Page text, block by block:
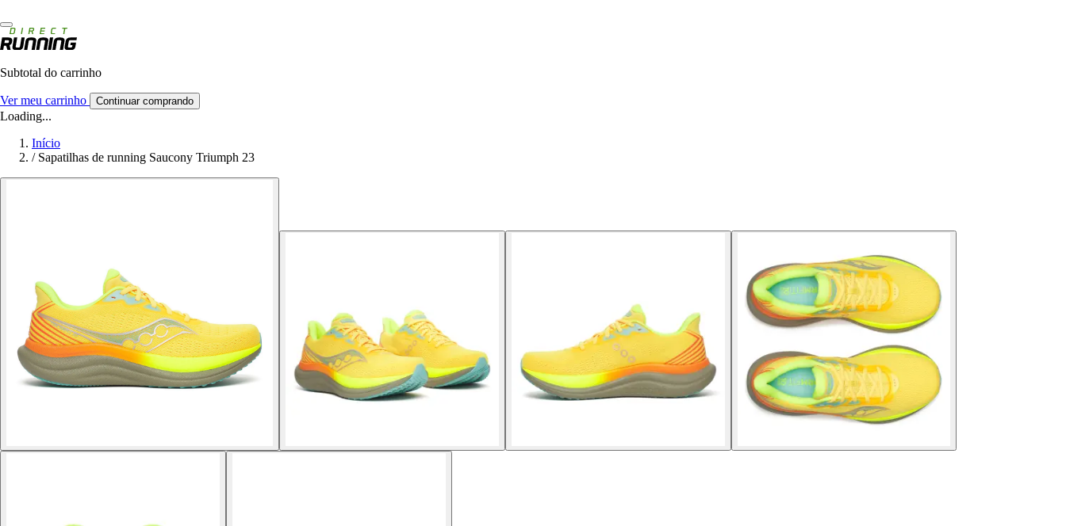
Subtotal do carrinho
Ver meu carrinho Continuar comprando
Loading...
Início
/ Sapatilhas de running Saucony Triumph 23